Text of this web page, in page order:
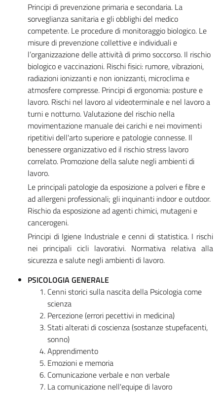
Principi di prevenzione primaria e secondaria. La
sorveglianza sanitaria e gli obblighi del medico
competente. Le procedure di monitoraggio biologico. Le
misure di prevenzione collettive e individuali e
l’organizzazione delle attività di primo soccorso. Il rischio
biologico e vaccinazioni. Rischi fisici: rumore, vibrazioni,
radiazioni ionizzanti e non ionizzanti, microclima e
atmosfere compresse. Principi di ergonomia: posture e
lavoro. Rischi nel lavoro al videoterminale e nel lavoro a
turni e notturno. Valutazione del rischio nella
movimentazione manuale dei carichi e nei movimenti
ripetitivi dell'arto superiore e patologie connesse. Il
benessere organizzativo ed il rischio stress lavoro
correlato. Promozione della salute negli ambienti di
lavoro.
Le principali patologie da esposizione a polveri e fibre e
ad allergeni professionali; gli inquinanti indoor e outdoor.
Rischio da esposizione ad agenti chimici, mutageni e
cancerogeni.
Principi di Igiene Industriale e cenni di statistica. I rischi
nei principali cicli lavorativi. Normativa relativa alla
sicurezza e salute negli ambienti di lavoro.
PSICOLOGIA GENERALE
Cenni storici sulla nascita della Psicologia come
scienza
Percezione (errori pecettivi in medicina)
Stati alterati di coscienza (sostanze stupefacenti,
sonno)
Apprendimento
Emozioni e memoria
Comunicazione verbale e non verbale
La comunicazione nell'equipe di lavoro